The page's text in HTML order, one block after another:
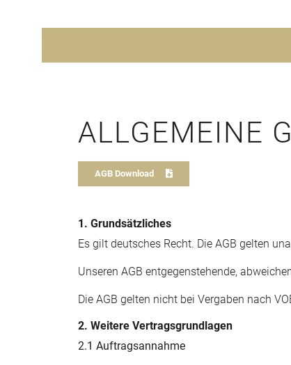
ALLGEMEINE
AGB Download
1. Grundsätzliches
Es gilt deutsches Recht. Die AGB gelten
Unseren AGB entgegenstehende,
Die AGB gelten nicht bei Vergaben nach
2. Weitere Vertragsgrundlagen
2.1 Auftragsannahme